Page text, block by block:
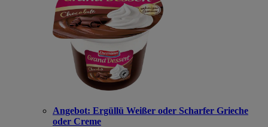
Angebot: Ergüllü Weißer oder Scharfer Grieche
oder Creme